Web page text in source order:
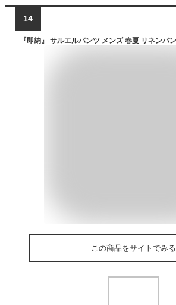
14
この商品をサイトでみる